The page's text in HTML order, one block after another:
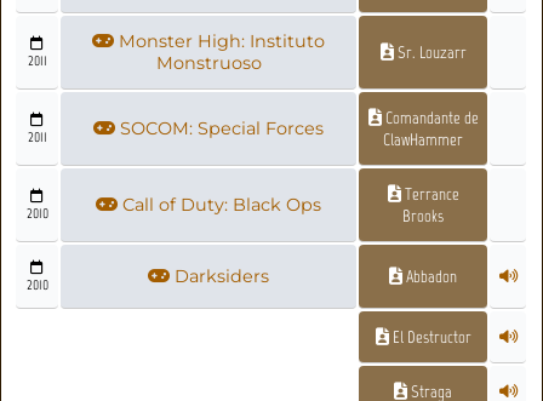
2011
Monster High: Instituto
Monstruoso
Sr. Louzarr
2011 SOCOM: Special Forces
Comandante de
ClawHammer
2010 Call of Duty: Black Ops
Terrance
Brooks
2010 Darksiders Abbadon
El Destructor
Straga